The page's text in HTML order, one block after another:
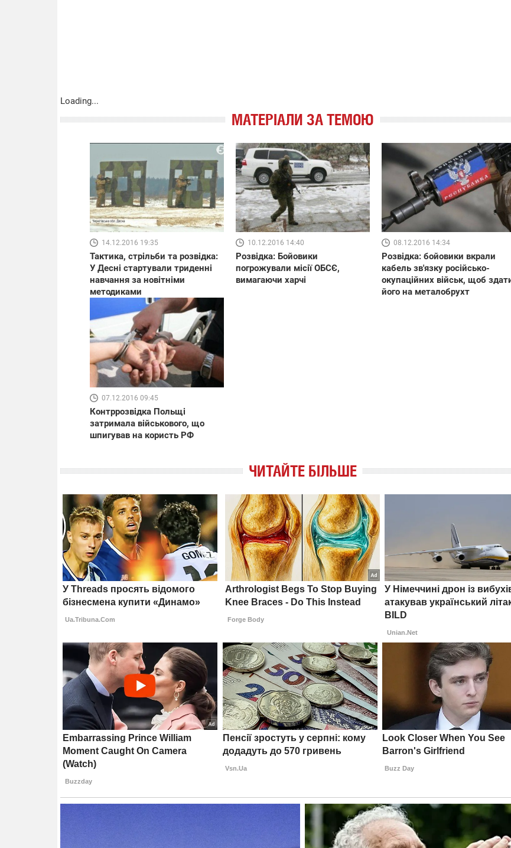
Loading...
МАТЕРІАЛИ ЗА ТЕМОЮ
14.12.2016 19:35
Тактика, стрільби та розвідка:
У Десні стартували триденні
навчання за новітніми
методиками
10.12.2016 14:40
Розвідка: Бойовики
погрожували місії ОБСЄ,
вимагаючи харчі
08.12.2016 14:34
Розвідка: бойовики вкрали
кабель зв'язку російсько-
окупаційних військ, щоб
його на металобрухт
07.12.2016 09:45
Контррозвідка Польщі
затримала військового, що
шпигував на користь РФ
ЧИТАЙТЕ БІЛЬШЕ